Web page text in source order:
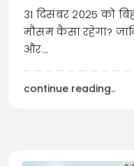
31 दिसंबर 2025 को
मौसम कैसा रहेगा?
और…
continue reading..